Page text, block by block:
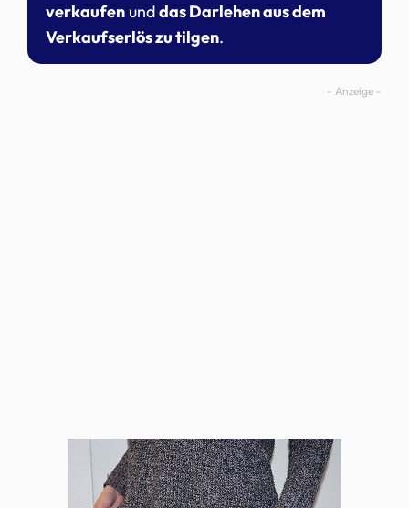
verkaufen unddas Darlehen aus dem
Verkaufserlös zu tilgen.